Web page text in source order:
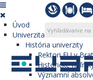
Úvod
Univerzita
História univerzity
Rektori EU v
Historické
Významní